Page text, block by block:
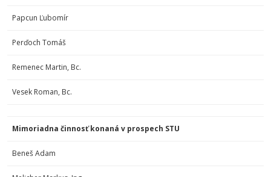
Papcun Ľubomír
Perďoch Tomáš
Remenec Martin, Bc.
Vesek Roman, Bc.
Mimoriadna činnosť konaná v prospech STU
Beneš Adam